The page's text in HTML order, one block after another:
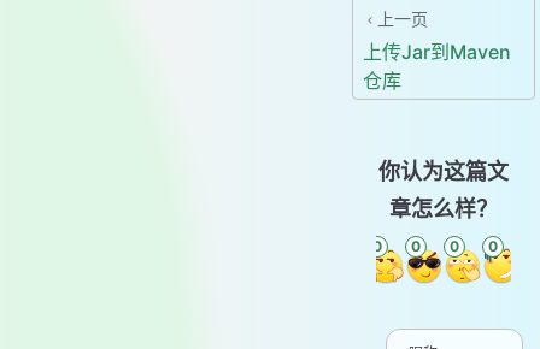
上一页
上传Jar到Maven
仓库
你认为这篇文
章怎么样？
0 0 0 0